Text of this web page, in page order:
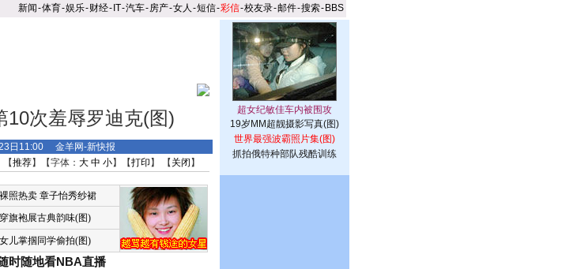
新闻-体育-娱乐-财经- IT-汽车-房产-女人 -短信-彩信-校友录-邮件-搜索- BBS
10次羞辱罗迪克(图)
日11:00 金羊网-新快报
【推荐】【字体： 大 中 小】【打印 】 【 关闭 】
照热卖 章子怡秀纱裙
旗袍展古典韵味(图)
儿掌掴同学偷拍(图)
时随地看NBA直播
19岁MM超靓摄影写真(图)
世界最强波霸照片集(图)
抓拍俄特种部队残酷训练